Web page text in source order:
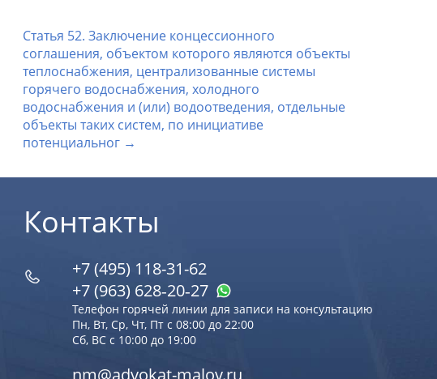
Статья 52. Заключение концессионного
соглашения, объектом которого являются объекты
теплоснабжения, централизованные системы
горячего водоснабжения, холодного
водоснабжения и (или) водоотведения, отдельные
объекты таких систем, по инициативе
потенциальног →
Контакты
+7 (495) 118-31-62
+7 (963) 628‑20‑27
Телефон горячей линии для записи на консультацию
Пн, Вт, Ср, Чт, Пт с 08:00 до 22:00
Сб, ВС с 10:00 до 19:00